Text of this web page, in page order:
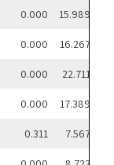
0.000 15.989
0.000 16.267
0.000 22.711
0.000 17.389
0.311 7.567